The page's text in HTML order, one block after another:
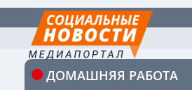
ДОМАШНЯЯ РАБОТА